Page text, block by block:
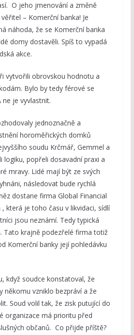
O jeho jmenování a změně
– Komerční banka! Je
náhoda, že se Komerční banka
domy dostavěli. Spíš to vypadá
akce.
vytvořili obrovskou hodnotu a
Bylo by tedy férové se
je vyvlastnit.
jednoznačně a
horoměřických domků
soudu Krčmář, Gemmel a
logiku, popřeli dosavadní praxi a
mravy. Lidé mají být ze svých
následovat bude rychlá
dostane firma Global Financial
, která je toho času v likvidaci, sídlí
jsou neznámí. Tedy typická
Tato krajně podezřelé firma totiž
Komerční banky její pohledávku
když soudce konstatoval, že
někomu vzniklo bezpráví a že
Soud volil tak, že zisk putující do
organizace má prioritu před
občanů. Co přijde příště?